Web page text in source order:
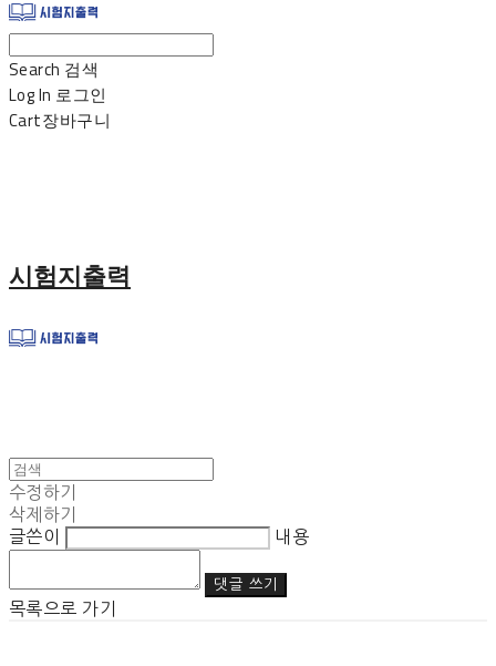
Search 검색
Log In 로그인
Cart장바구니
시험지출력
수정하기
삭제하기
글쓴이
내용
댓글 쓰기
목록으로 가기